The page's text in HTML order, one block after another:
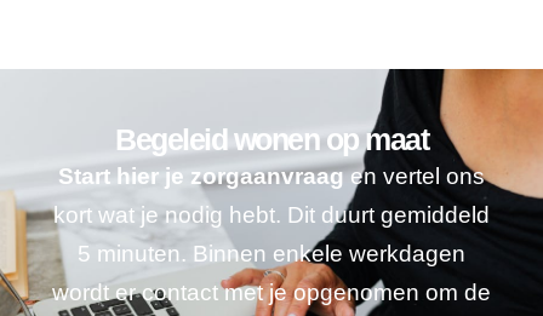
Begeleid wonen op maat
Start hier je zorgaanvraagen vertel ons
kort wat je nodig hebt. Dit duurt gemiddeld
5 minuten. Binnen enkele werkdagen
wordt er contact met je opgenomen om de